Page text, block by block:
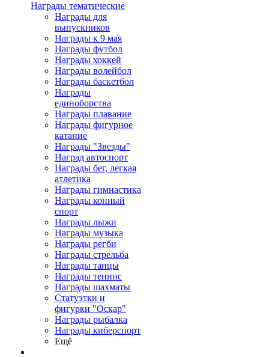
Награды тематические
Награды для
выпускников
Награды к 9 мая
Награды футбол
Награды хоккей
Награды волейбол
Награды баскетбол
Награды
единоборства
Награды плавание
Награды фигурное
катание
Награды "Звезды"
Наград автоспорт
Награды бег, легкая
атлетика
Награды гимнастика
Награды конный
спорт
Награды лыжи
Награды музыка
Награды регби
Награды стрельба
Награды танцы
Награды теннис
Награды шахматы
Статуэтки и
фигурки "Оскар"
Награды рыбалка
Награды киберспорт
Ещё